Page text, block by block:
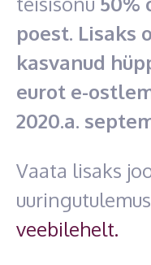
poest. Lisaks
kasvanud
eurot e-
2020.a.
Vaata lisaks
veebilehelt.